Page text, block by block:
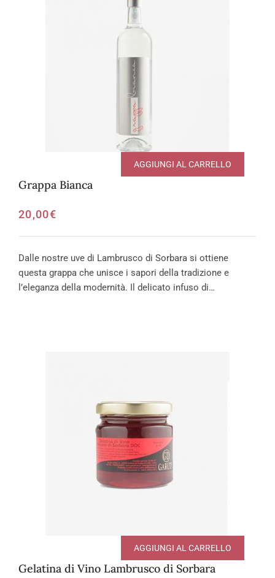
Grappa Bianca
20,00€
AGGIUNGI AL CARRELLO
Dalle nostre uve di Lambrusco di Sorbara si ottiene
questa grappa che unisce i sapori della tradizione e
l’eleganza della modernità. Il delicato infuso di…
Gelatina di Vino Lambrusco di Sorbara
AGGIUNGI AL CARRELLO